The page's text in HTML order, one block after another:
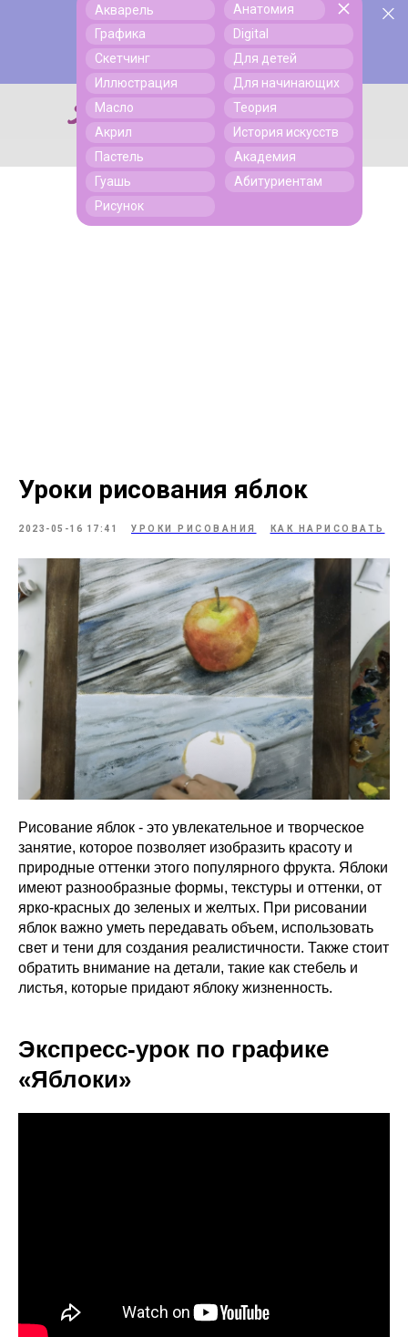
Поиск
Поиск
Акварель
Графика
Скетчинг
Иллюстрация
Масло
Акрил
Пастель
Гуашь
Рисунок
Анатомия
Digital
Для детей
Для начинающих
Теория
История искусств
Академия
Абитуриентам
Уроки рисования яблок
2023-05-16 17:41 УРОКИ РИСОВАНИЯ КАК НАРИСОВАТЬ
Рисование яблок - это увлекательное и творческое
занятие, которое позволяет изобразить красоту и
природные оттенки этого популярного фрукта. Яблоки
имеют разнообразные формы, текстуры и оттенки, от
ярко-красных до зеленых и желтых. При рисовании
яблок важно уметь передавать объем, использовать
свет и тени для создания реалистичности. Также стоит
обратить внимание на детали, такие как стебель и
листья, которые придают яблоку жизненность.
Экспресс-урок по графике
«Яблоки»